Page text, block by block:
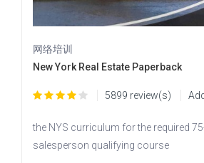
网络培训
New York Real Estate Paperback
5899 review(s)
the NYS curriculum for the required
salesperson qualifying course